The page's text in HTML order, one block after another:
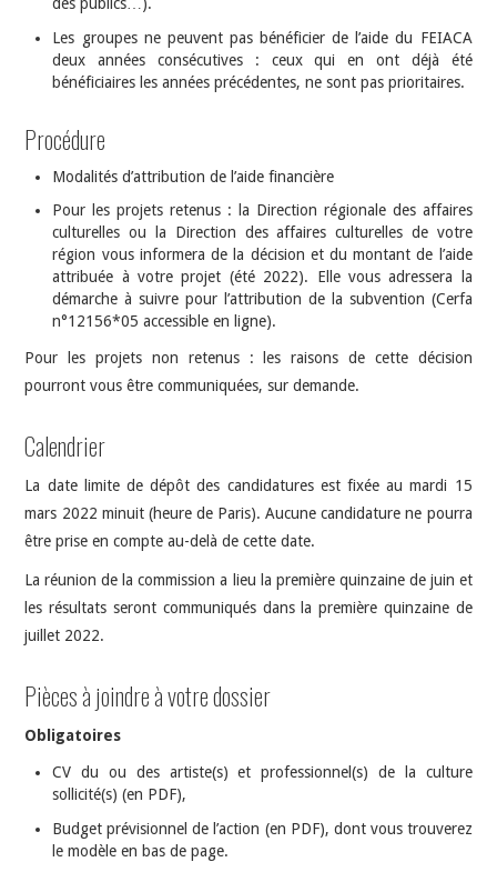
des publics…).
Les groupes ne peuvent pas bénéficier de l’aide du FEIACA
deux années consécutives : ceux qui en ont déjà été
bénéficiaires les années précédentes, ne sont pas prioritaires.
Procédure
Modalités d’attribution de l’aide financière
Pour les projets retenus : la Direction régionale des affaires
culturelles ou la Direction des affaires culturelles de votre
région vous informera de la décision et du montant de l’aide
attribuée à votre projet (été 2022). Elle vous adressera la
démarche à suivre pour l’attribution de la subvention (Cerfa
n°12156*05 accessible en ligne).
Pour les projets non retenus : les raisons de cette décision
pourront vous être communiquées, sur demande.
Calendrier
La date limite de dépôt des candidatures est fixée au mardi 15
mars 2022 minuit (heure de Paris). Aucune candidature ne pourra
être prise en compte au-delà de cette date.
La réunion de la commission a lieu la première quinzaine de juin et
les résultats seront communiqués dans la première quinzaine de
juillet 2022.
Pièces à joindre à votre dossier
Obligatoires
CV du ou des artiste(s) et professionnel(s) de la culture
sollicité(s) (en PDF),
Budget prévisionnel de l’action (en PDF), dont vous trouverez
le modèle en bas de page.